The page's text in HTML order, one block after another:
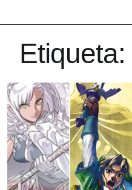
Etiqueta: